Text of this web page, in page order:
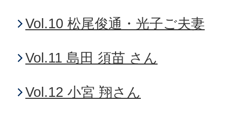
Vol.10 松尾俊通・光子ご夫妻
Vol.11 島田 須苗 さん
Vol.12 小宮 翔さん